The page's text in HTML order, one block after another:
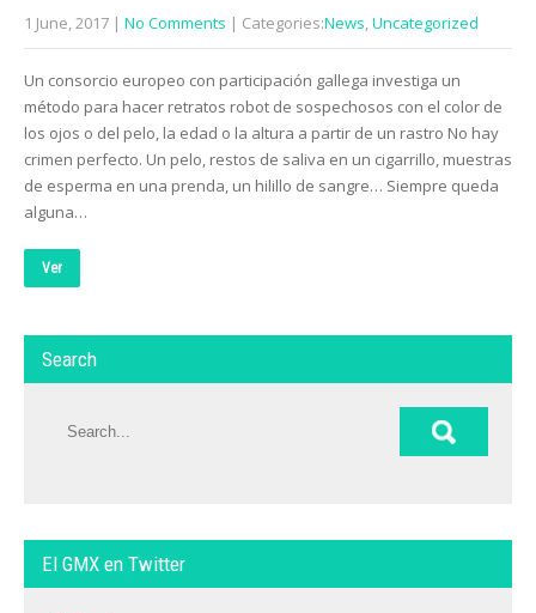
1 June, 2017 | No Comments | Categories:News,Uncategorized
Un consorcio europeo con participación gallega investiga un
método para hacer retratos robot de sospechosos con el color de
los ojos o del pelo, la edad o la altura a partir de un rastro No hay
crimen perfecto. Un pelo, restos de saliva en un cigarrillo, muestras
de esperma en una prenda, un hilillo de sangre… Siempre queda
alguna…
Ver
Search
El GMX en Twitter